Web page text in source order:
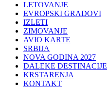
LETOVANJE
EVROPSKI GRADOVI
IZLETI
ZIMOVANJE
AVIO KARTE
SRBIJA
NOVA GODINA 2027
DALEKE DESTINACIJE
KRSTARENJA
KONTAKT